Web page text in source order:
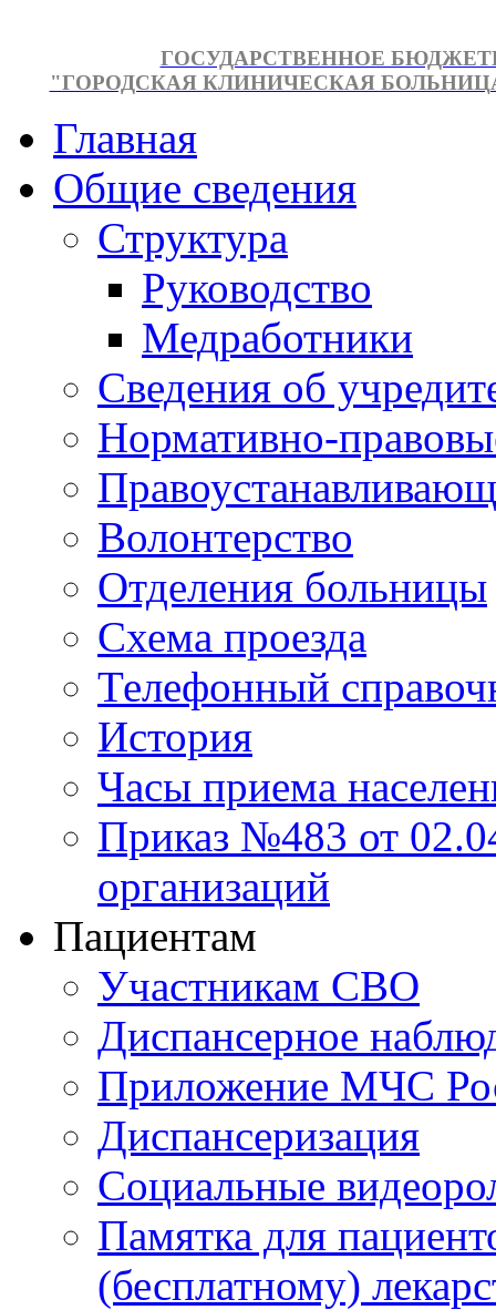
ГОСУДАРСТВЕННОЕ
"ГОРОДСКАЯ КЛИНИЧЕСКАЯ
Главная
Общие сведения
Структура
Руководство
Медработники
Сведения об
Нормативно-
Волонтерство
Отделения больницы
Схема проезда
Телефонный
История
Часы приема
Приказ №483 от
организаций
Пациентам
Участникам СВО
Диспансерное
Приложение МЧС
Диспансеризация
Социальные
Памятка для
(бесплатному)